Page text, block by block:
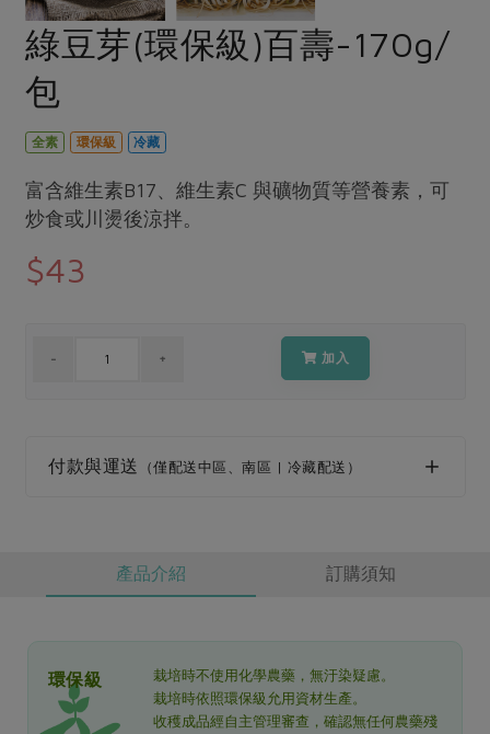
美妝保養 個人清潔
家庭清潔 織品
日用品
防災用品
最新產品
樂齡友善
主題食譜
異國料理
養身食補
節慶大餐
高麗菜海鮮煎餅
2024農業發展計畫年度報告
更多議題活動
傳到心坎裡，誠心又澎派
生活者e週報
綠主張月刊
典藏閱覽室
社務專區
選舉專區
最新消息
下載專區
地區活動
綠豆芽(環保級)百壽-170g/
包
全素 環保級 冷藏
富含維生素B17、維生素C 與礦物質等營養素，可
炒食或川燙後涼拌。
$43
加入
付款與運送 （僅配送中區、南區 | 冷藏配送）
產品介紹 訂購須知
環保級
栽培時不使用化學農藥，無汙染疑慮。
栽培時依照環保級允用資材生產。
收穫成品經自主管理審查，確認無任何農藥殘